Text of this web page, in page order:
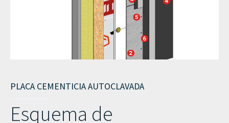
PLACA CEMENTICIA AUTOCLAVADA
Esquema de